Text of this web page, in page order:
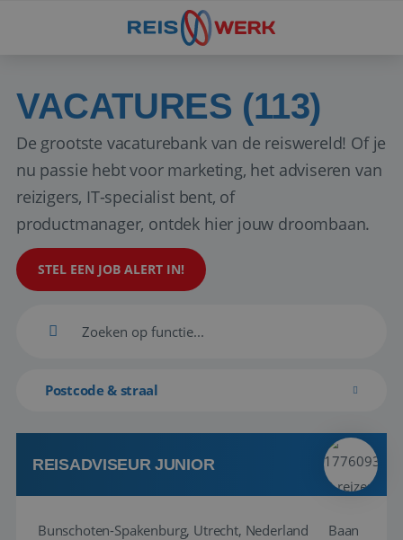
VACATURES (113)
De grootste vacaturebank van de reiswereld! Of je
nu passie hebt voor marketing, het adviseren van
reizigers, IT-specialist bent, of
productmanager, ontdek hier jouw droombaan.
STEL EEN JOB ALERT IN!
Postcode & straal
REISADVISEUR JUNIOR
Bunschoten-Spakenburg, Utrecht, Nederland
Baan